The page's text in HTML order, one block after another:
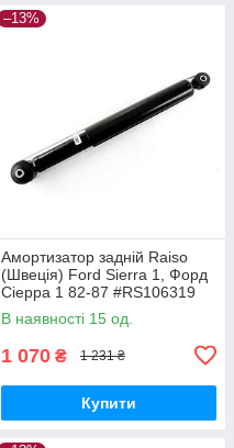
–13%
Амортизатор задній Raiso
(Швеція) Ford Sierra 1, Форд
Сіерра 1 82-87 #RS106319
UACXWPA17
В наявності 15 од.
1 070 ₴ 1 231 ₴
Купити